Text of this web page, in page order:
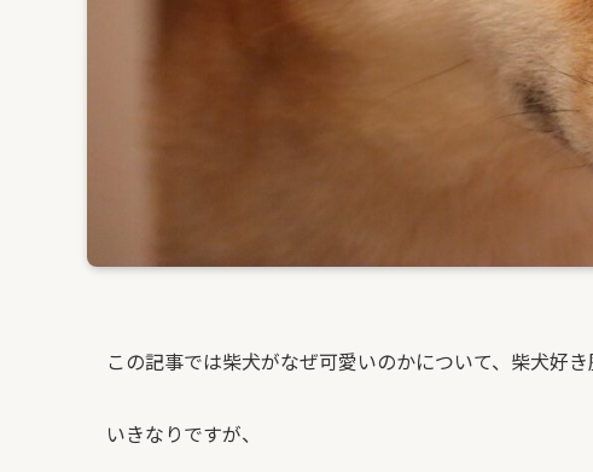
この記事では柴犬がなぜ可愛いのかについて、柴犬好
いきなりですが、